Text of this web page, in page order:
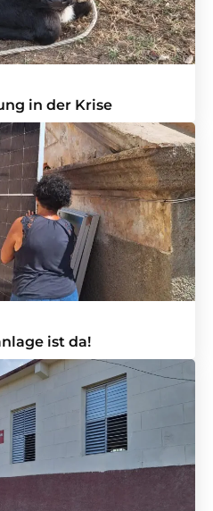
in der Krise
ist da!